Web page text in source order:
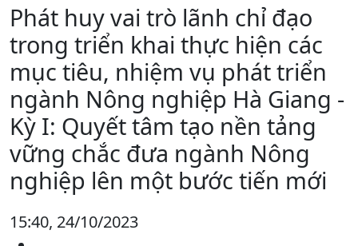
Phát huy vai trò lãnh chỉ đạo
trong triển khai thực hiện các
mục tiêu, nhiệm vụ phát triển
ngành Nông nghiệp Hà Giang -
Kỳ I: Quyết tâm tạo nền tảng
vững chắc đưa ngành Nông
nghiệp lên một bước tiến mới
15:40, 24/10/2023